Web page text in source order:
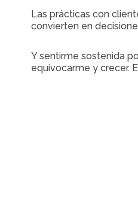
Las prácticas con
convierten en
Y sentirme sostenida
equivocarme y crecer.